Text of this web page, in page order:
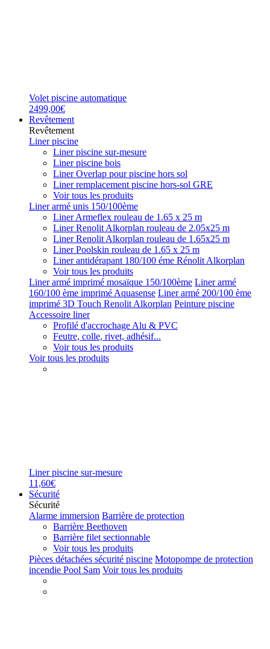
Volet piscine automatique
2499,00€
Revêtement
Revêtement
Liner piscine
Liner piscine sur-mesure
Liner piscine bois
Liner Overlap pour piscine hors sol
Liner remplacement piscine hors-sol GRE
Voir tous les produits
Liner armé unis 150/100ème
Liner Armeflex rouleau de 1.65 x 25 m
Liner Renolit Alkorplan rouleau de 2.05x25 m
Liner Renolit Alkorplan rouleau de 1.65x25 m
Liner Poolskin rouleau de 1.65 x 25 m
Liner antidérapant 180/100 éme Rénolit Alkorplan
Voir tous les produits
Liner armé imprimé mosaïque 150/100ème Liner armé
160/100 ème imprimé Aquasense Liner armé 200/100 ème
imprimé 3D Touch Renolit Alkorplan Peinture piscine
Accessoire liner
Profilé d'accrochage Alu & PVC
Feutre, colle, rivet, adhésif...
Voir tous les produits
Voir tous les produits
Liner piscine sur-mesure
11,60€
Sécurité
Sécurité
Alarme immersion Barrière de protection
Barrière Beethoven
Barrière filet sectionnable
Voir tous les produits
Pièces détachées sécurité piscine Motopompe de protection
incendie Pool Sam Voir tous les produits